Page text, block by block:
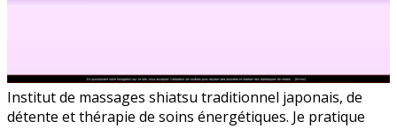
Institut de massages shiatsu traditionnel japonais, de
détente et thérapie de soins énergétiques. Je pratique